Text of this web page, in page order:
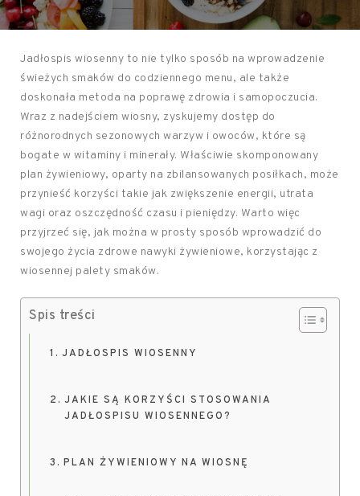
Jadłospis wiosenny to nie tylko sposób na wprowadzenie
świeżych smaków do codziennego menu, ale także
doskonała metoda na poprawę zdrowia i samopoczucia.
Wraz z nadejściem wiosny, zyskujemy dostęp do
różnorodnych sezonowych warzyw i owoców, które są
bogate w witaminy i minerały. Właściwie skomponowany
plan żywieniowy, oparty na zbilansowanych posiłkach, może
przynieść korzyści takie jak zwiększenie energii, utrata
wagi oraz oszczędność czasu i pieniędzy. Warto więc
przyjrzeć się, jak można w prosty sposób wprowadzić do
swojego życia zdrowe nawyki żywieniowe, korzystając z
wiosennej palety smaków.
Spis treści
JADŁOSPIS WIOSENNY
JAKIE SĄ KORZYŚCI STOSOWANIA
JADŁOSPISU WIOSENNEGO?
PLAN ŻYWIENIOWY NA WIOSNĘ